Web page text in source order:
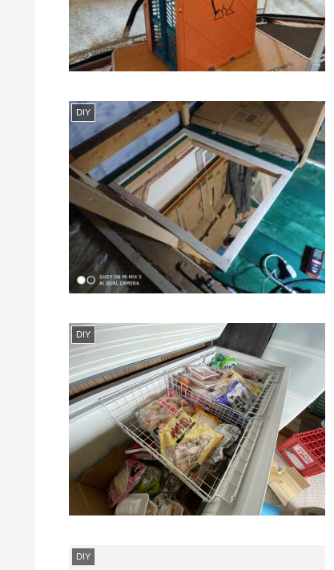
DIY
DIY
DIY